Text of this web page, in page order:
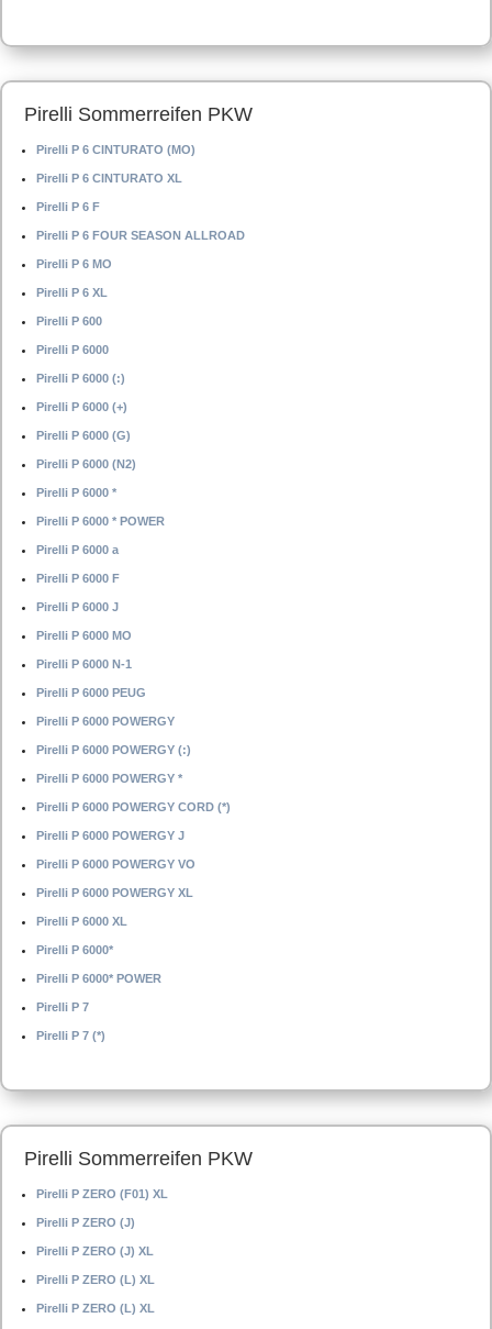
Pirelli Sommerreifen PKW
Pirelli P 6 CINTURATO (MO)
Pirelli P 6 CINTURATO XL
Pirelli P 6 F
Pirelli P 6 FOUR SEASON ALLROAD
Pirelli P 6 MO
Pirelli P 6 XL
Pirelli P 600
Pirelli P 6000
Pirelli P 6000 (:)
Pirelli P 6000 (+)
Pirelli P 6000 (G)
Pirelli P 6000 (N2)
Pirelli P 6000 *
Pirelli P 6000 * POWER
Pirelli P 6000 a
Pirelli P 6000 F
Pirelli P 6000 J
Pirelli P 6000 MO
Pirelli P 6000 N-1
Pirelli P 6000 PEUG
Pirelli P 6000 POWERGY
Pirelli P 6000 POWERGY (:)
Pirelli P 6000 POWERGY *
Pirelli P 6000 POWERGY CORD (*)
Pirelli P 6000 POWERGY J
Pirelli P 6000 POWERGY VO
Pirelli P 6000 POWERGY XL
Pirelli P 6000 XL
Pirelli P 6000*
Pirelli P 6000* POWER
Pirelli P 7
Pirelli P 7 (*)
Pirelli Sommerreifen PKW
Pirelli P ZERO (F01) XL
Pirelli P ZERO (J)
Pirelli P ZERO (J) XL
Pirelli P ZERO (L) XL
Pirelli P ZERO (L) XL